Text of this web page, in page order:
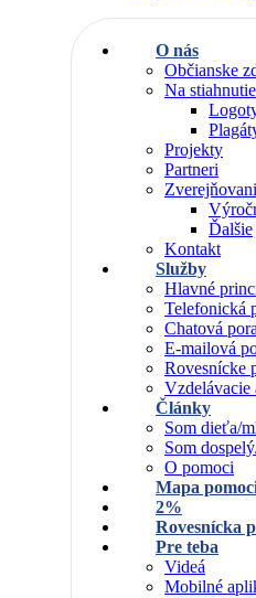
O nás
Občianske
Na stiahnutie
Projekty
Partneri
Ďalšie
Kontakt
Služby
Hlavné
Telefonická
Chatová
E-mailová
Rovesnícke
Články
Som dieťa/
Som
O pomoci
Mapa
2%
Rovesnícka
Pre teba
Videá
Mobilné